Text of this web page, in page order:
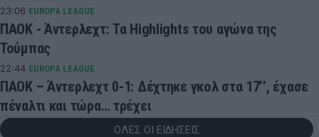
23:06 EUROPA LEAGUE
ΠΑΟΚ - Άντερλεχτ: Τα Highlights του αγώνα της
Τούμπας
22:44 EUROPA LEAGUE
ΠΑΟΚ – Άντερλεχτ 0-1: Δέχτηκε γκολ στα 17’’, έχασε
πέναλτι και τώρα… τρέχει
ΟΛΕΣ ΟΙ ΕΙΔΗΣΕΙΣ